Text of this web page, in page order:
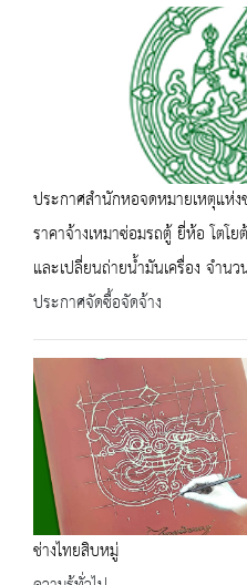
ประกาศสำนักหอจดหมายเหตุแห่ง
ราคาจ้างเหมาซ่อมรถตู้ ยี่ห้อ โต
และเปลี่ยนถ่ายน้ำมันเครื่อง จำน
ประกาศจัดซื้อจัดจ้าง
ช่างไทยสิบหมู่